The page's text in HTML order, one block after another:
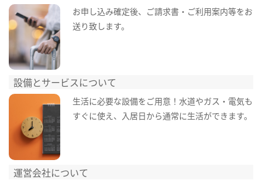
お申し込み確定後、ご請求書・ご利用案内等をお
送り致します。
設備とサービスについて
生活に必要な設備をご用意！水道やガス・電気も
すぐに使え、入居日から通常に生活ができます。
運営会社について